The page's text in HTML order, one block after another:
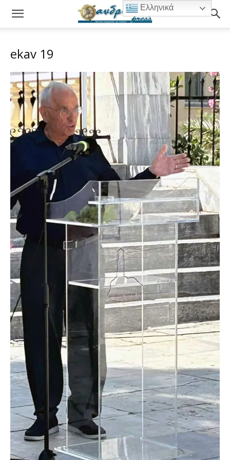
ekav 19
Ελληνικά